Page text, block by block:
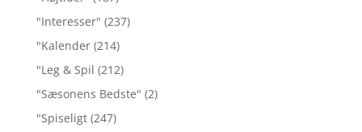
"Interesser" (237)
"Kalender (214)
"Leg & Spil (212)
"Sæsonens Bedste" (2)
"Spiseligt (247)